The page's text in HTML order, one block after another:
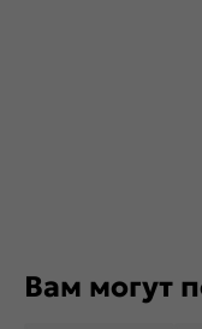
Вам могут